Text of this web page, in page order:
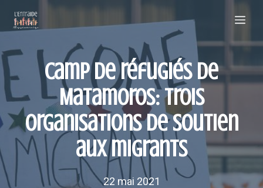
Camp de réfugiés de
Matamoros: trois
organisations de soutien
aux migrants
22 mai 2021